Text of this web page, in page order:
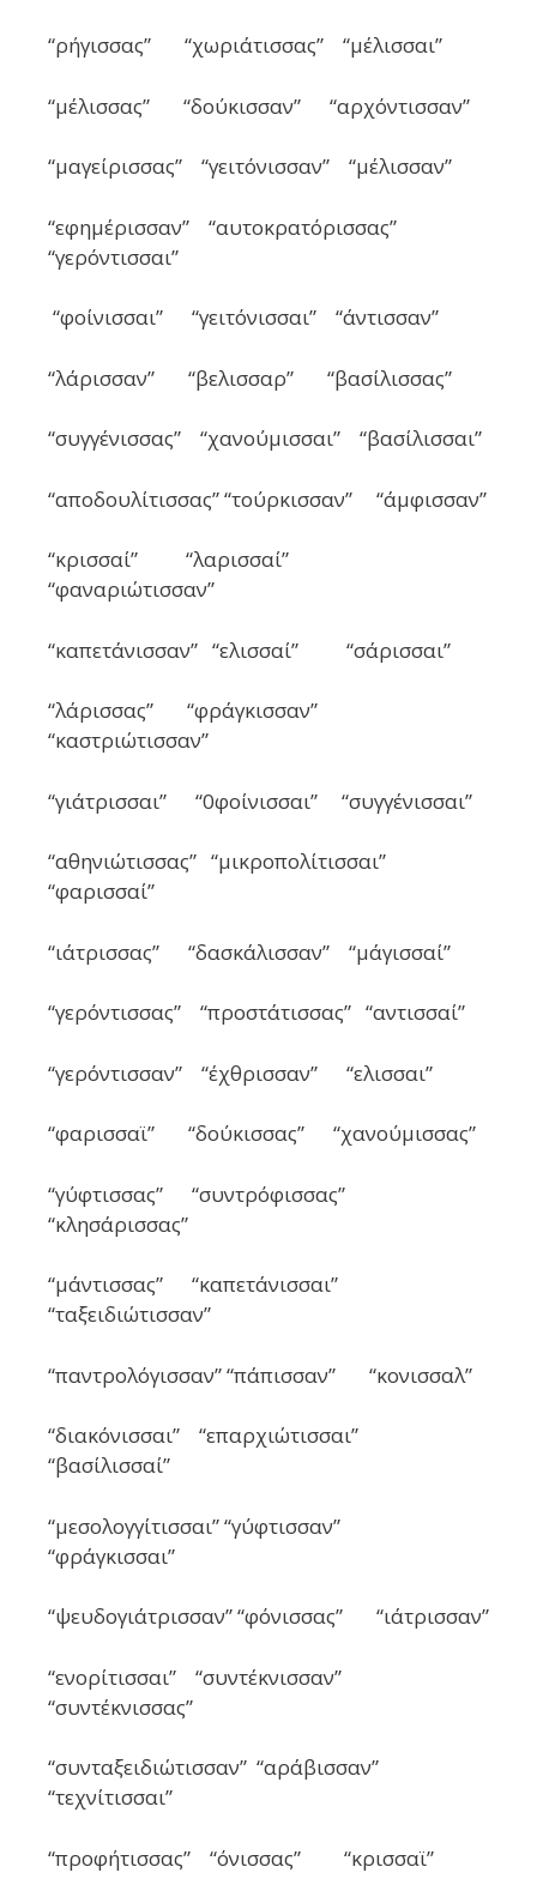
“ρήγισσας” “χωριάτισσας” “μέλισσαι”
“μέλισσας” “δούκισσαν” “αρχόντισσαν”
“μαγείρισσας” “γειτόνισσαν” “μέλισσαν”
“εφημέρισσαν” “αυτοκρατόρισσας”
“γερόντισσαι”
“φοίνισσαι” “γειτόνισσαι” “άντισσαν”
“λάρισσαν” “βελισσαρ” “βασίλισσας”
“συγγένισσας” “χανούμισσαι” “βασίλισσαι”
“αποδουλίτισσας” “τούρκισσαν” “άμφισσαν”
“κρισσαί” “λαρισσαί”
“φαναριώτισσαν”
“καπετάνισσαν” “ελισσαί” “σάρισσαι”
“λάρισσας” “φράγκισσαν”
“καστριώτισσαν”
“γιάτρισσαι” “0φοίνισσαι” “συγγένισσαι”
“αθηνιώτισσας” “μικροπολίτισσαι”
“φαρισσαί”
“ιάτρισσας” “δασκάλισσαν” “μάγισσαί”
“γερόντισσας” “προστάτισσας” “αντισσαί”
“γερόντισσαν” “έχθρισσαν” “ελισσαι”
“φαρισσαϊ” “δούκισσας” “χανούμισσας”
“γύφτισσας” “συντρόφισσας”
“κλησάρισσας”
“μάντισσας” “καπετάνισσαι”
“ταξειδιώτισσαν”
“παντρολόγισσαν” “πάπισσαν” “κονισσαλ”
“διακόνισσαι” “επαρχιώτισσαι”
“βασίλισσαί”
“μεσολογγίτισσαι” “γύφτισσαν”
“φράγκισσαι”
“ψευδογιάτρισσαν” “φόνισσας” “ιάτρισσαν”
“ενορίτισσαι” “συντέκνισσαν”
“συντέκνισσας”
“συνταξειδιώτισσαν” “αράβισσαν”
“τεχνίτισσαι”
“προφήτισσας” “όνισσας” “κρισσαϊ”